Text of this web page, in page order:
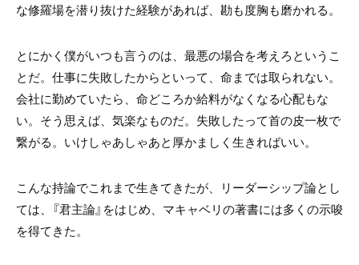
な修羅場を潜り抜けた経験があれば、勘も度胸も磨かれる。
とにかく僕がいつも言うのは、最悪の場合を考えろというこ
とだ。仕事に失敗したからといって、命までは取られない。
会社に勤めていたら、命どころか給料がなくなる心配もな
い。そう思えば、気楽なものだ。失敗したって首の皮一枚で
繋がる。いけしゃあしゃあと厚かましく生きればいい。
こんな持論でこれまで生きてきたが、リーダーシップ論とし
ては、『君主論』をはじめ、マキャベリの著書には多くの示唆
を得てきた。